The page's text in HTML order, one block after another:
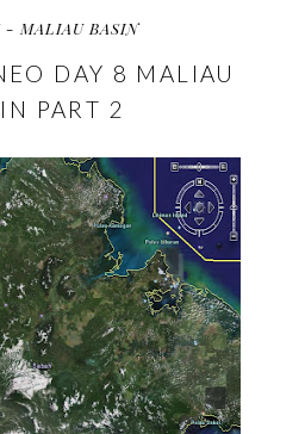
- MALIAU BASIN
DAY 8 MALIAU
PART 2